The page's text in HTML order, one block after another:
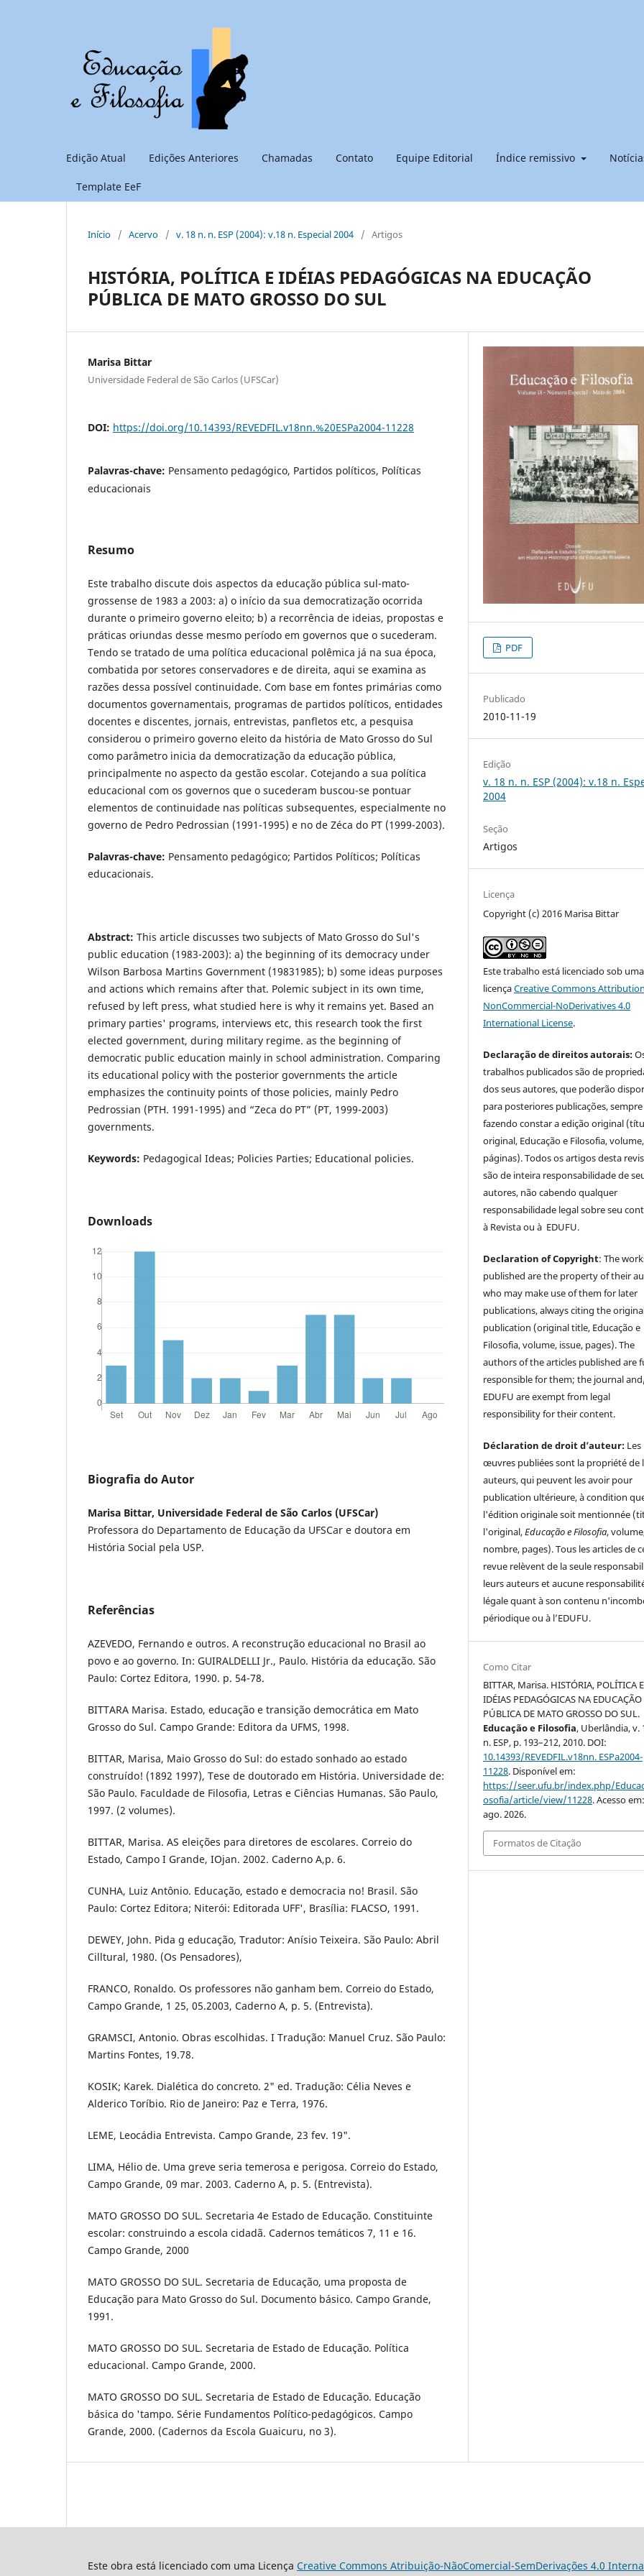
Edição Atual Edições Anteriores Chamadas Contato Equipe Editorial Índice remissivo
Template EeF
Início / Acervo / v. 18 n. n. ESP (2004): v.18 n. Especial 2004 / Artigos
HISTÓRIA, POLÍTICA E IDÉIAS PEDAGÓGICAS NA EDUCAÇÃO
PÚBLICA DE MATO GROSSO DO SUL
Marisa Bittar
Universidade Federal de São Carlos (UFSCar)
DOI: https://doi.org/10.14393/REVEDFIL.v18nn.%20ESPa2004-11228
Palavras-chave: Pensamento pedagógico, Partidos políticos, Políticas
educacionais
Resumo
Este trabalho discute dois aspectos da educação pública sul-mato-
grossense de 1983 a 2003: a) o início da sua democratização ocorrida
durante o primeiro governo eleito; b) a recorrência de ideias, propostas e
práticas oriundas desse mesmo período em governos que o sucederam.
Tendo se tratado de uma política educacional polêmica já na sua época,
combatida por setores conservadores e de direita, aqui se examina as
razões dessa possível continuidade. Com base em fontes primárias como
documentos governamentais, programas de partidos políticos, entidades
docentes e discentes, jornais, entrevistas, panfletos etc, a pesquisa
considerou o primeiro governo eleito da história de Mato Grosso do Sul
como parâmetro inicia da democratização da educação pública,
principalmente no aspecto da gestão escolar. Cotejando a sua política
educacional com os governos que o sucederam buscou-se pontuar
elementos de continuidade nas políticas subsequentes, especialmente no
governo de Pedro Pedrossian (1991-1995) e no de Zéca do PT (1999-2003).
Palavras-chave: Pensamento pedagógico; Partidos Políticos; Políticas
educacionais.
Abstract: This article discusses two subjects of Mato Grosso do Sul's
public education (1983-2003): a) the beginning of its democracy under
Wilson Barbosa Martins Government (19831985); b) some ideas purposes
and actions which remains after that. Polemic subject in its own time,
refused by left press, what studied here is why it remains yet. Based an
primary parties' programs, interviews etc, this research took the first
elected government, during military regime. as the beginning of
democratic public education mainly in school administration. Comparing
its educational policy with the posterior governments the article
emphasizes the continuity points of those policies, mainly Pedro
Pedrossian (PTH. 1991-1995) and “Zeca do PT” (PT, 1999-2003)
governments.
Keywords: Pedagogical Ideas; Policies Parties; Educational policies.
Downloads
Biografia do Autor
Marisa Bittar, Universidade Federal de São Carlos (UFSCar)
Professora do Departamento de Educação da UFSCar e doutora em
História Social pela USP.
Referências
AZEVEDO, Fernando e outros. A reconstrução educacional no Brasil ao
povo e ao governo. In: GUIRALDELLI Jr., Paulo. História da educação. São
Paulo: Cortez Editora, 1990. p. 54-78.
BITTARA Marisa. Estado, educação e transição democrática em Mato
Grosso do Sul. Campo Grande: Editora da UFMS, 1998.
BITTAR, Marisa, Maio Grosso do Sul: do estado sonhado ao estado
construído! (1892 1997), Tese de doutorado em História. Universidade de:
São Paulo. Faculdade de Filosofia, Letras e Ciências Humanas. São Paulo,
1997. (2 volumes).
BITTAR, Marisa. AS eleições para diretores de escolares. Correio do
Estado, Campo I Grande, IOjan. 2002. Caderno A,p. 6.
CUNHA, Luiz Antônio. Educação, estado e democracia no! Brasil. São
Paulo: Cortez Editora; Niterói: Editorada UFF', Brasília: FLACSO, 1991.
DEWEY, John. Pida g educação, Tradutor: Anísio Teixeira. São Paulo: Abril
Cilltural, 1980. (Os Pensadores),
FRANCO, Ronaldo. Os professores não ganham bem. Correio do Estado,
Campo Grande, 1 25, 05.2003, Caderno A, p. 5. (Entrevista).
GRAMSCI, Antonio. Obras escolhidas. I Tradução: Manuel Cruz. São Paulo:
Martins Fontes, 19.78.
KOSIK; Karek. Dialética do concreto. 2" ed. Tradução: Célia Neves e
Alderico Toríbio. Rio de Janeiro: Paz e Terra, 1976.
LEME, Leocádia Entrevista. Campo Grande, 23 fev. 19".
LIMA, Hélio de. Uma greve seria temerosa e perigosa. Correio do Estado,
Campo Grande, 09 mar. 2003. Caderno A, p. 5. (Entrevista).
MATO GROSSO DO SUL. Secretaria 4e Estado de Educação. Constituinte
escolar: construindo a escola cidadã. Cadernos temáticos 7, 11 e 16.
Campo Grande, 2000
MATO GROSSO DO SUL. Secretaria de Educação, uma proposta de
Educação para Mato Grosso do Sul. Documento básico. Campo Grande,
1991.
MATO GROSSO DO SUL. Secretaria de Estado de Educação. Política
educacional. Campo Grande, 2000.
MATO GROSSO DO SUL. Secretaria de Estado de Educação. Educação
básica do 'tampo. Série Fundamentos Político-pedagógicos. Campo
Grande, 2000. (Cadernos da Escola Guaicuru, no 3).
PDF
Publicado
2010-11-19
Edição
v. 18 n. n. ESP (2004): v.18 n.
2004
Seção
Artigos
Licença
Copyright (c) 2016 Marisa Bittar
Este trabalho está licenciado sob uma
licençaCreative Commons
NonCommercial-NoDerivatives 4.0
International License.
Declaração de direitos autorais:
trabalhos publicados são de
dos seus autores, que poderão
para posteriores publicações, sempre
fazendo constar a edição original
original, Educação e Filosofia,
páginas). Todos os artigos desta
são de inteira responsabilidade de
autores, não cabendo qualquer
responsabilidade legal sobre seu
à Revista ou à EDUFU.
Declaration of Copyright: The
published are the property of their
who may make use of them for later
publications, always citing the
publication (original title, Educação e
Filosofia, volume, issue, pages). The
authors of the articles published are
responsible for them; the journal
EDUFU are exempt from legal
responsibility for their content.
Déclaration de droit d’auteur: Les
œuvres publiées sont la propriété de
auteurs, qui peuvent les avoir pour
publication ultérieure, à condition
l'édition originale soit mentionnée
l'original,Educação e Filosofia,
nombre, pages). Tous les articles de
revue relèvent de la seule
leurs auteurs et aucune
légale quant à son contenu
périodique ou à l’EDUFU.
Como Citar
BITTAR, Marisa. HISTÓRIA, POLÍTICA E
IDÉIAS PEDAGÓGICAS NA EDUCAÇÃO
PÚBLICA DE MATO GROSSO DO SUL.
Educação e Filosofia, Uberlândia, v.
n. ESP, p. 193–212, 2010. DOI:
10.14393/REVEDFIL.v18nn. ESPa2004-
11228. Disponível em:
https://seer.ufu.br/index.php/
osofia/article/view/11228. Acesso
ago. 2026.
Formatos de Citação
Este obra está licenciado com uma Licença Creative Commons Atribuição-NãoComercial-SemDerivações 4.0